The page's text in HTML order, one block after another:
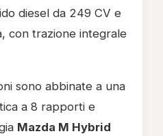
diesel da 249 CV e
con trazione integrale
sono abbinate a una
a 8 rapporti e
Mazda M Hybrid